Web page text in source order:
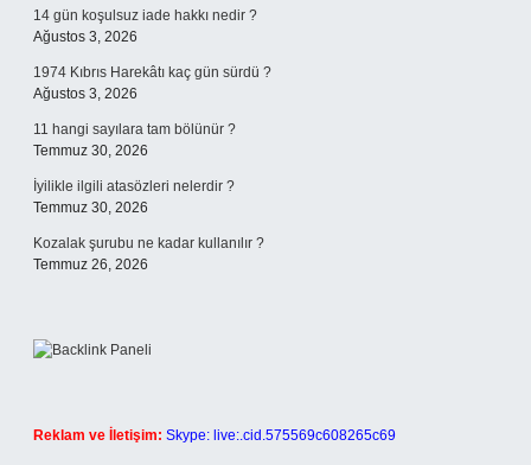
14 gün koşulsuz iade hakkı nedir ?
Ağustos 3, 2026
1974 Kıbrıs Harekâtı kaç gün sürdü ?
Ağustos 3, 2026
11 hangi sayılara tam bölünür ?
Temmuz 30, 2026
İyilikle ilgili atasözleri nelerdir ?
Temmuz 30, 2026
Kozalak şurubu ne kadar kullanılır ?
Temmuz 26, 2026
Reklam ve İletişim: Skype: live:.cid.575569c608265c69